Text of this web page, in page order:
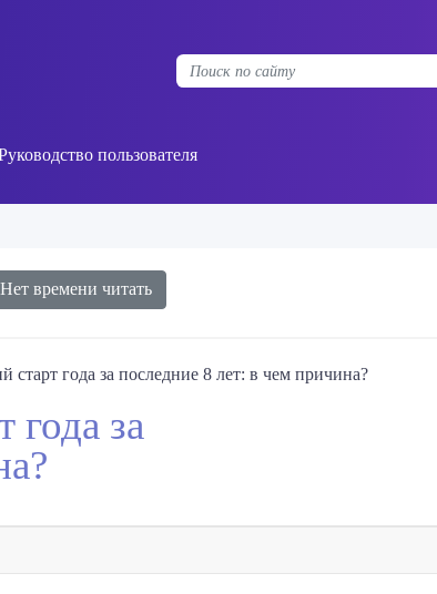
пользователя
Нет времени читать
старт года за последние 8 лет: в чем причина?
года за